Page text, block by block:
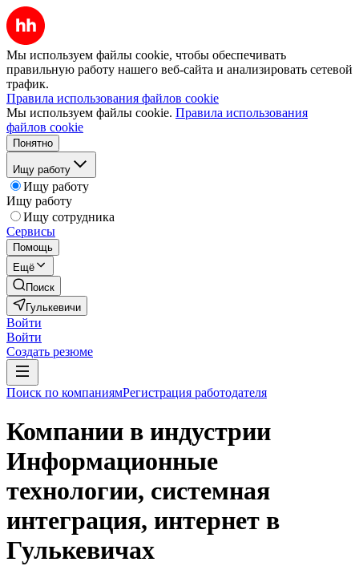
Мы используем файлы cookie, чтобы обеспечивать
правильную работу нашего веб-сайта и анализировать сетевой
трафик.
Правила использования файлов cookie
Мы используем файлы cookie. Правила использования
файлов cookie
Понятно
Ищу работу
Ищу работу
Ищу работу
Ищу сотрудника
Сервисы
Помощь
Ещё
Поиск
Гулькевичи
Войти
Войти
Создать резюме
Поиск по компаниямРегистрация работодателя
Компании в индустрии
Информационные
технологии, системная
интеграция, интернет в
Гулькевичах